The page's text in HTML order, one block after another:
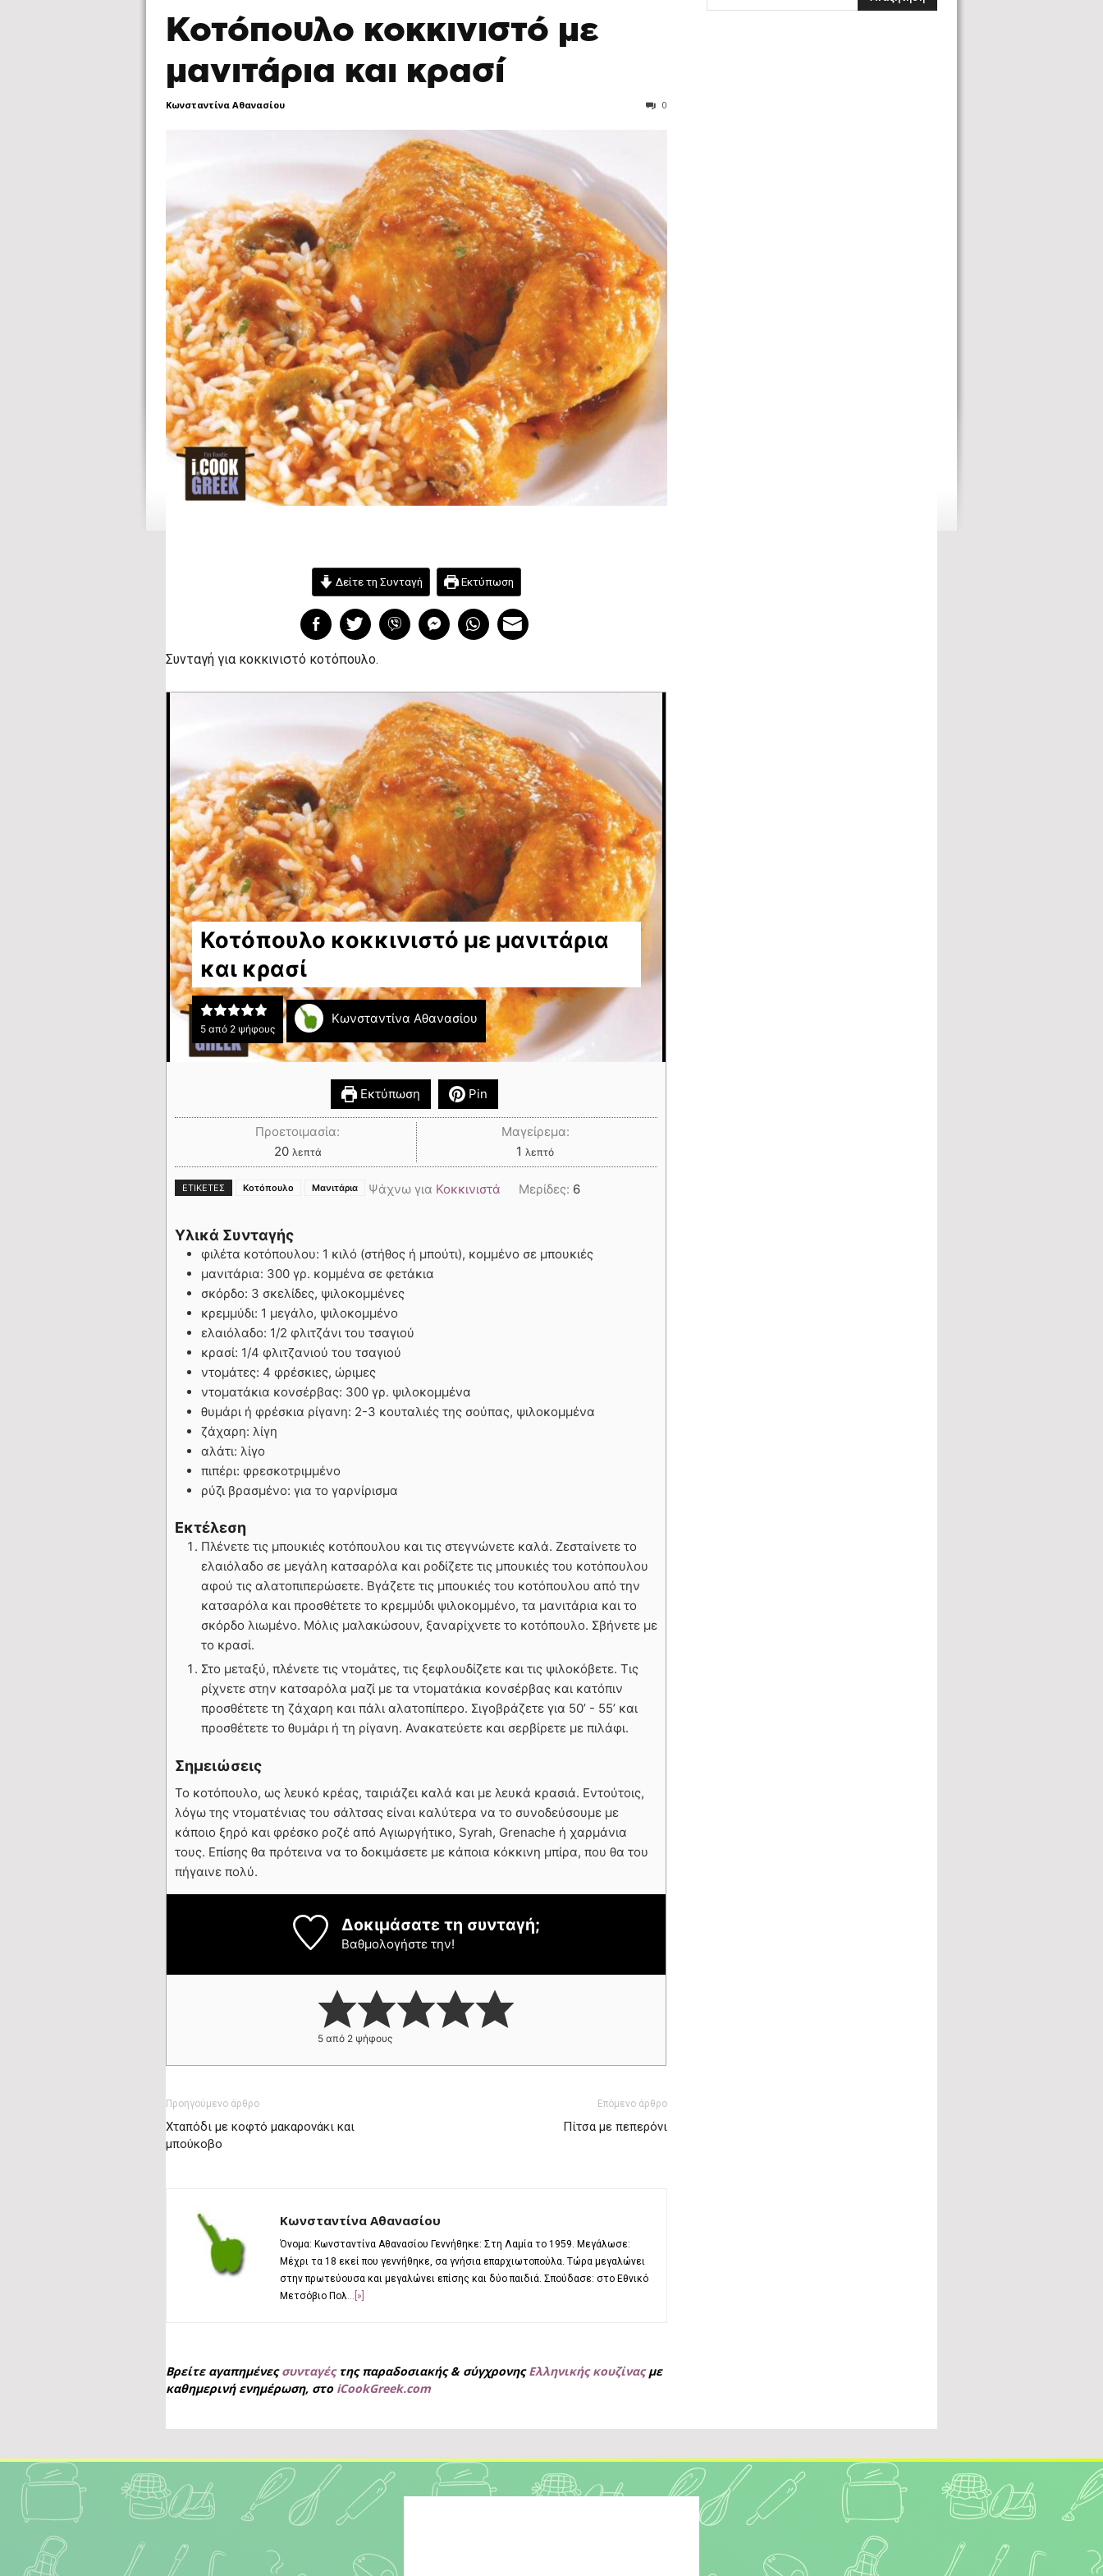
Κοτόπουλο κοκκινιστό με
μανιτάρια και κρασί
Κωνσταντίνα Αθανασίου 0
Δείτε τη Συνταγή Εκτύπωση
Συνταγή για κοκκινιστό κοτόπουλο.
Κοτόπουλο κοκκινιστό με μανιτάρια
και κρασί
5από 2ψήφους
Κωνσταντίνα Αθανασίου
Εκτύπωση Pin
Προετοιμασία:
20 λεπτά
Μαγείρεμα:
1 λεπτό
ΕΤΙΚΈΤΕΣ Κοτόπουλο Μανιτάρια Ψάχνω για Κοκκινιστά Μερίδες: 6
Υλικά Συνταγής
φιλέτα κοτόπουλου: 1 κιλό (στήθος ή μπούτι), κομμένο σε μπουκιές
μανιτάρια: 300 γρ. κομμένα σε φετάκια
σκόρδο: 3 σκελίδες, ψιλοκομμένες
κρεμμύδι: 1 μεγάλο, ψιλοκομμένο
ελαιόλαδο: 1/2 φλιτζάνι του τσαγιού
κρασί: 1/4 φλιτζανιού του τσαγιού
ντομάτες: 4 φρέσκιες, ώριμες
ντοματάκια κονσέρβας: 300 γρ. ψιλοκομμένα
θυμάρι ή φρέσκια ρίγανη: 2-3 κουταλιές της σούπας, ψιλοκομμένα
ζάχαρη: λίγη
αλάτι: λίγο
πιπέρι: φρεσκοτριμμένο
ρύζι βρασμένο: για το γαρνίρισμα
Εκτέλεση
Πλένετε τις μπουκιές κοτόπουλου και τις στεγνώνετε καλά. Ζεσταίνετε το
ελαιόλαδο σε μεγάλη κατσαρόλα και ροδίζετε τις μπουκιές του κοτόπουλου
αφού τις αλατοπιπερώσετε. Βγάζετε τις μπουκιές του κοτόπουλου από την
κατσαρόλα και προσθέτετε το κρεμμύδι ψιλοκομμένο, τα μανιτάρια και το
σκόρδο λιωμένο. Μόλις μαλακώσουν, ξαναρίχνετε το κοτόπουλο. Σβήνετε με
το κρασί.
Στο μεταξύ, πλένετε τις ντομάτες, τις ξεφλουδίζετε και τις ψιλοκόβετε. Τις
ρίχνετε στην κατσαρόλα μαζί με τα ντοματάκια κονσέρβας και κατόπιν
προσθέτετε τη ζάχαρη και πάλι αλατοπίπερο. Σιγοβράζετε για 50’ - 55’ και
προσθέτετε το θυμάρι ή τη ρίγανη. Ανακατεύετε και σερβίρετε με πιλάφι.
Σημειώσεις
Το κοτόπουλο, ως λευκό κρέας, ταιριάζει καλά και με λευκά κρασιά. Εντούτοις,
λόγω της ντοματένιας του σάλτσας είναι καλύτερα να το συνοδεύσουμε με
κάποιο ξηρό και φρέσκο ροζέ από Αγιωργήτικο, Syrah, Grenache ή χαρμάνια
τους. Επίσης θα πρότεινα να το δοκιμάσετε με κάποια κόκκινη μπίρα, που θα του
πήγαινε πολύ.
Δοκιμάσατε τη συνταγή;
Βαθμολογήστε την!
5 από 2 ψήφους
Προηγούμενο άρθρο
Χταπόδι με κοφτό μακαρονάκι και
μπούκοβο
Επόμενο άρθρο
Πίτσα με πεπερόνι
Κωνσταντίνα Αθανασίου
Όνομα: Κωνσταντίνα Αθανασίου Γεννήθηκε: Στη Λαμία το 1959. Μεγάλωσε:
Μέχρι τα 18 εκεί που γεννήθηκε, σα γνήσια επαρχιωτοπούλα. Τώρα μεγαλώνει
στην πρωτεύουσα και μεγαλώνει επίσης και δύο παιδιά. Σπούδασε: στο Εθνικό
Μετσόβιο Πολ ...[»]
Βρείτε αγαπημένεςσυνταγέςτης παραδοσιακής & σύγχρονηςΕλληνικής κουζίναςμε
καθημερινή ενημέρωση, στο iCookGreek.com